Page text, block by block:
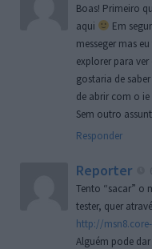
Boas! Primeiro
aqui
Em
messeger mas
explorer para
gostaria de
de abrir com o
Sem outro
Responder
Reporter
Tento “sacar” o
tester, quer
http://
Alguém pode